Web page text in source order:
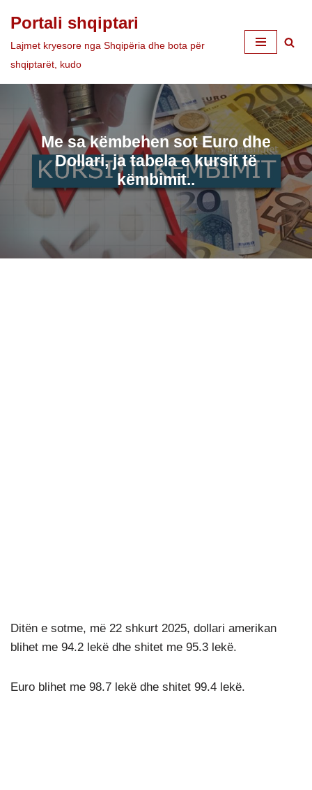
Skip
to
Portali shqiptari
Lajmet kryesore nga Shqipëria dhe bota për
shqiptarët, kudo
Me sa këmbehen sot Euro dhe
Dollari, ja tabela e kursit të
këmbimit..
Ditën e sotme, më 22 shkurt 2025, dollari amerikan
blihet me 94.2 lekë dhe shitet me 95.3 lekë.
Euro blihet me 98.7 lekë dhe shitet 99.4 lekë.